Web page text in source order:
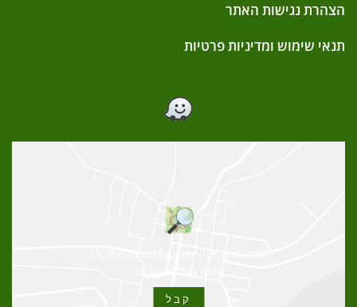
הצהרת נגישות האתר
תנאי שימוש ומדיניות פרטיות
קבל